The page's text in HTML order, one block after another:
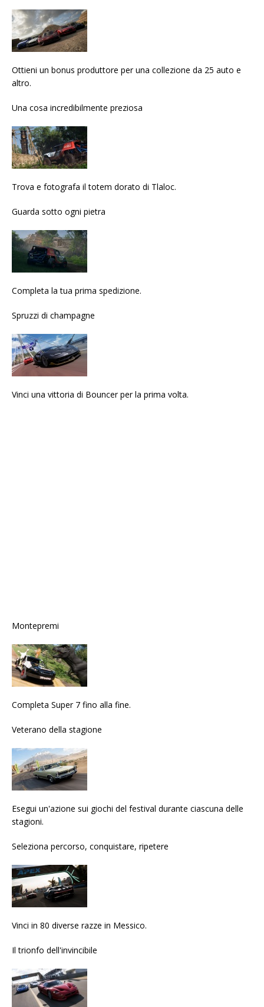
Ottieni un bonus produttore per una collezione da 25 auto e
altro.
Una cosa incredibilmente preziosa
Trova e fotografa il totem dorato di Tlaloc.
Guarda sotto ogni pietra
Completa la tua prima spedizione.
Spruzzi di champagne
Vinci una vittoria di Bouncer per la prima volta.
Montepremi
Completa Super 7 fino alla fine.
Veterano della stagione
Esegui un'azione sui giochi del festival durante ciascuna delle
stagioni.
Seleziona percorso, conquistare, ripetere
Vinci in 80 diverse razze in Messico.
Il trionfo dell'invincibile